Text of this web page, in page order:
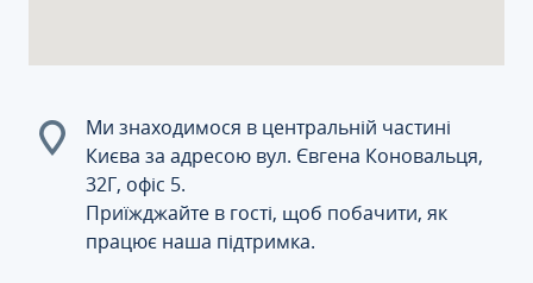
Ми знаходимося в центральній частині
Києва за адресою вул. Євгена Коновальця,
32Г, офіс 5.
Приїжджайте в гості, щоб побачити, як
працює наша підтримка.